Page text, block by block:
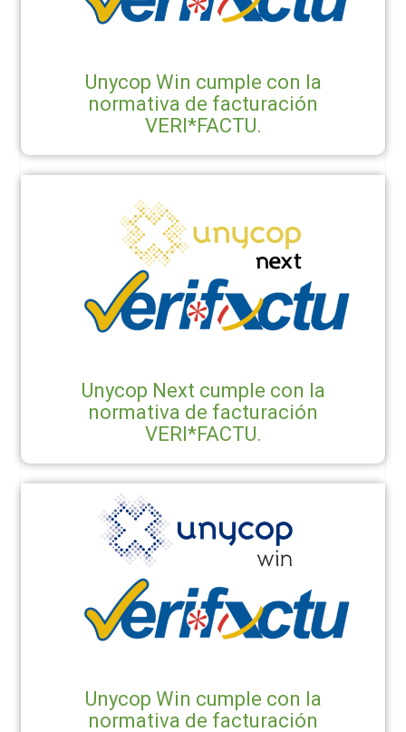
Unycop Win cumple con la
normativa de facturación
VERI*FACTU.
Unycop Next cumple con la
normativa de facturación
VERI*FACTU.
Unycop Win cumple con la
normativa de facturación